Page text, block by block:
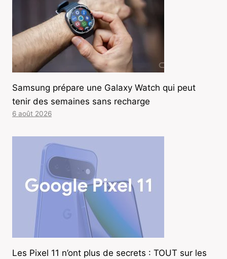
Samsung prépare une Galaxy Watch qui peut
tenir des semaines sans recharge
6 août 2026
Les Pixel 11 n’ont plus de secrets : TOUT sur les